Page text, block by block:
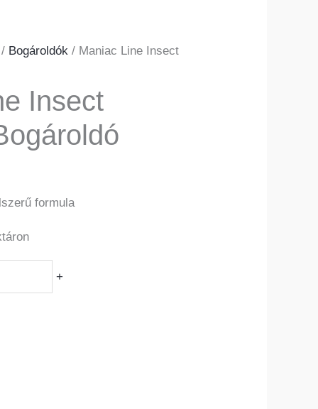
/ Bogároldók / Maniac Line Insect
Insect
formula
+